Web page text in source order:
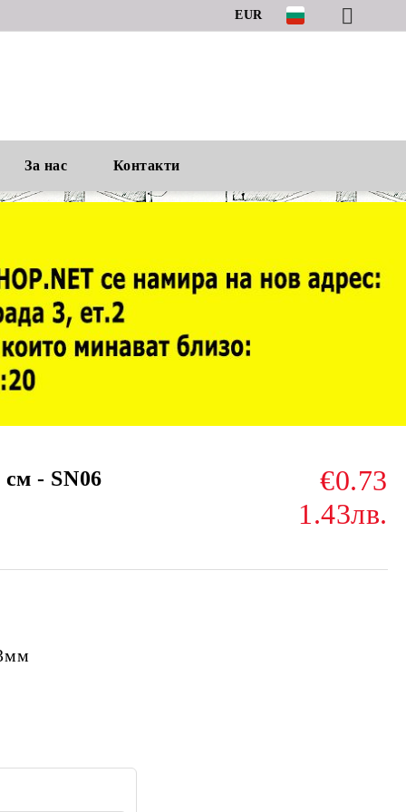
EUR
За нас Контакти
- SN06
€0.73
1.43лв.